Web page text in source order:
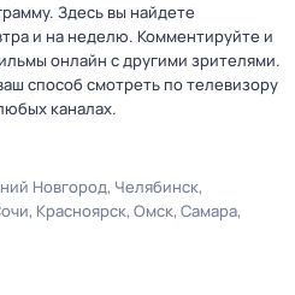
Здесь вы найдете
и на неделю. Комментируйте и
онлайн с другими зрителями.
способ смотреть по телевизору
каналах.
Новгород Челябинск
Красноярск Омск Самара